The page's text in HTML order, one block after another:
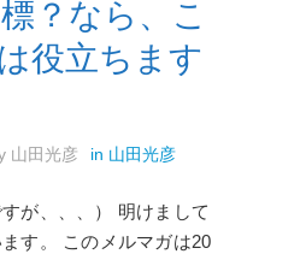
？なら、こ
役立ちます
山田光彦 in 山田光彦
すが、、、） 明けまして
す。 このメルマガは20